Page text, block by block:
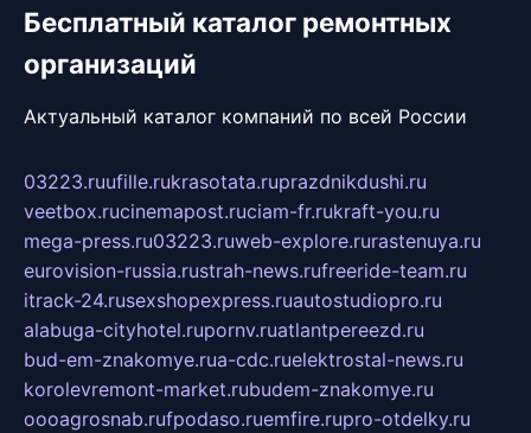
Бесплатный каталог ремонтных
организаций
Актуальный каталог компаний по всей России
03223.ruufille.rukrasotata.ruprazdnikdushi.ru
veetbox.rucinemapost.ruciam-fr.rukraft-you.ru
mega-press.ru03223.ruweb-explore.rurastenuya.ru
eurovision-russia.rustrah-news.rufreeride-team.ru
itrack-24.rusexshopexpress.ruautostudiopro.ru
alabuga-cityhotel.rupornv.ruatlantpereezd.ru
bud-em-znakomye.rua-cdc.ruelektrostal-news.ru
korolevremont-market.rubudem-znakomye.ru
oooagrosnab.rufpodaso.ruemfire.rupro-otdelky.ru